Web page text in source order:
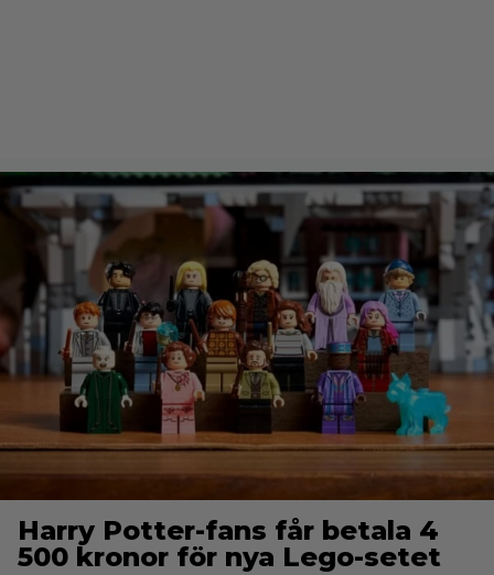
Harry Potter-fans får betala 4
500 kronor för nya Lego-setet